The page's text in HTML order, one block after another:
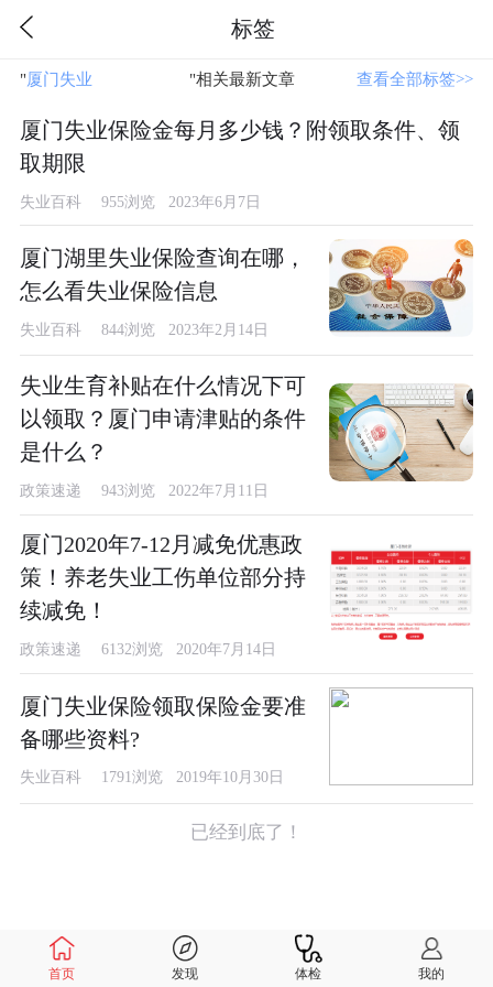
标签
"厦门失业 "相关最新文章 查看全部标签>>
厦门失业保险金每月多少钱？附领取条件、领
取期限
失业百科 955浏览 2023年6月7日
厦门湖里失业保险查询在哪，
怎么看失业保险信息
失业百科 844浏览 2023年2月14日
失业生育补贴在什么情况下可
以领取？厦门申请津贴的条件
是什么？
政策速递 943浏览 2022年7月11日
厦门2020年7-12月减免优惠政
策！养老失业工伤单位部分持
续减免！
政策速递 6132浏览 2020年7月14日
厦门失业保险领取保险金要准
备哪些资料?
失业百科 1791浏览 2019年10月30日
已经到底了！
首页 发现 体检 我的